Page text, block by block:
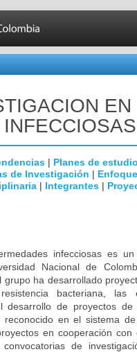
EN
| Planes de
de Investigación |
| Integrantes |
infecciosas es
Nacional de
ha desarrollado
bacteriana, las
desarrollo de proyectos
en el sistema
en cooperación
de